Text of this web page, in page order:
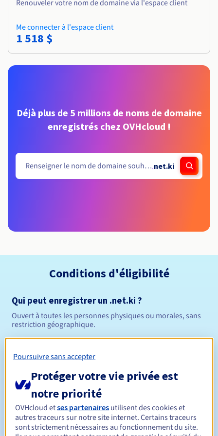
Renouveler votre nom de domaine via l'espace client
Me connecter à l'espace client
1 518 $
Déjà plus de 5 millions de noms de domaine
enregistrés chez OVHcloud !
.net.ki
Conditions d'éligibilité
Qui peut enregistrer un .net.ki ?
Ouvert à toutes les personnes physiques ou morales, sans
restriction géographique.
Durée de réservation Entre 1 et 5 ans
Durée de renouvellement Entre 1 et 5 ans
Poursuivre sans accepter
Protéger votre vie privée est
notre priorité
OVHcloud etses partenaires utilisent des cookies et
autres traceurs sur notre site internet. Certains traceurs
sont strictement nécessaires au fonctionnement du site.